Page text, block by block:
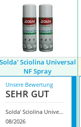
Solda' Sciolina Universal
NF Spray
Unsere Bewertung
SEHR GUT
Solda' Sciolina Universal NF Spray
08/2026